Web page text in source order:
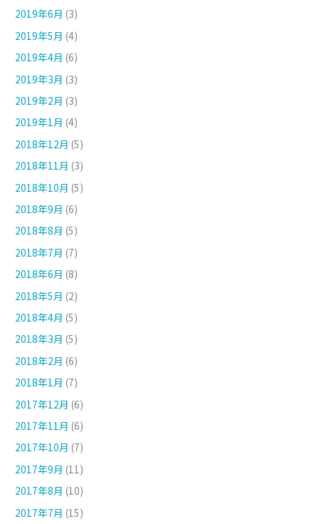
2019年6月 (3)
2019年5月 (4)
2019年4月 (6)
2019年3月 (3)
2019年2月 (3)
2019年1月 (4)
2018年12月 (5)
2018年11月 (3)
2018年10月 (5)
2018年9月 (6)
2018年8月 (5)
2018年7月 (7)
2018年6月 (8)
2018年5月 (2)
2018年4月 (5)
2018年3月 (5)
2018年2月 (6)
2018年1月 (7)
2017年12月 (6)
2017年11月 (6)
2017年10月 (7)
2017年9月 (11)
2017年8月 (10)
2017年7月 (15)